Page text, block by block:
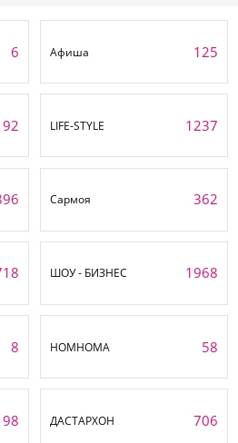
6 Афиша 125
92 LIFE-STYLE 1237
Сармоя 362
ШОУ - БИЗНЕС 1968
8 НОМНОМА 58
ДАСТАРХОН 706